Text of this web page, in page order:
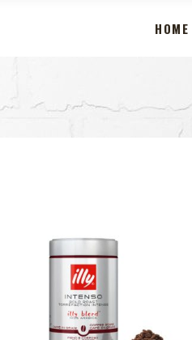
HOME